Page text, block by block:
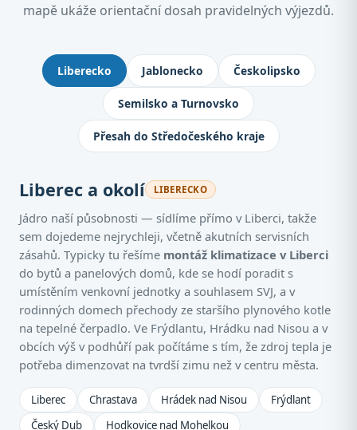
mapě ukáže orientační dosah pravidelných výjezdů.
Kde montujeme klimatizace:
Liberecko Jablonecko Českolipsko
Semilsko a Turnovsko
Přesah do Středočeského kraje
Liberec a okolí LIBERECKO
Jádro naší působnosti — sídlíme přímo v Liberci, takže
sem dojedeme nejrychleji, včetně akutních servisních
zásahů. Typicky tu řešíme montáž klimatizace v Liberci
do bytů a panelových domů, kde se hodí poradit s
umístěním venkovní jednotky a souhlasem SVJ, a v
rodinných domech přechody ze staršího plynového kotle
na tepelné čerpadlo. Ve Frýdlantu, Hrádku nad Nisou a v
obcích výš v podhůří pak počítáme s tím, že zdroj tepla je
potřeba dimenzovat na tvrdší zimu než v centru města.
Liberec Chrastava Hrádek nad Nisou
Frýdlant
Český Dub
Hodkovice nad Mohelkou